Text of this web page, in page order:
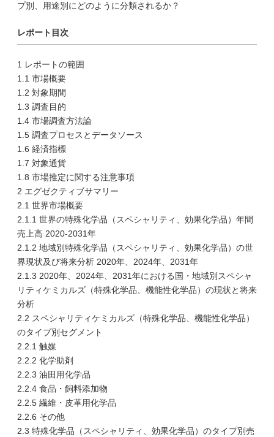
プ別、用途別にどのように分類されるか？
レポート目次
1 レポートの範囲
1.1 市場概要
1.2 対象期間
1.3 調査目的
1.4 市場調査方法論
1.5 調査プロセスとデータソース
1.6 経済指標
1.7 対象通貨
1.8 市場推定に関する注意事項
2 エグゼクティブサマリー
2.1 世界市場概要
2.1.1 世界の特殊化学品（スペシャリティ、効果化学品）年間
売上高 2020-2031年
2.1.2 地域別特殊化学品（スペシャリティ、効果化学品）の世
界現状及び将来分析 2020年、2024年、2031年
2.1.3 2020年、2024年、2031年における国・地域別スペシャ
リティケミカルズ（特殊化学品、機能性化学品）の現状と将来
分析
2.2 スペシャリティケミカルズ（特殊化学品、機能性化学品）
のタイプ別セグメント
2.2.1 触媒
2.2.2 化学助剤
2.2.3 油田用化学品
2.2.4 食品・飼料添加物
2.2.5 繊維・皮革用化学品
2.2.6 その他
2.3 特殊化学品（スペシャリティ、効果化学品）のタイプ別売